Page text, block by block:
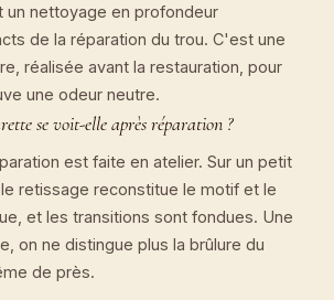
un nettoyage en profondeur
de la réparation du trou. C'est une
réalisée avant la restauration, pour
une odeur neutre.
se voit-elle après réparation ?
est faite en atelier. Sur un petit
retissage reconstitue le motif et le
et les transitions sont fondues. Une
on ne distingue plus la brûlure du
de près.